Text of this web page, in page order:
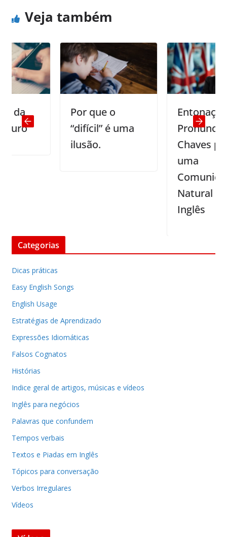
Veja também
Por que o
“difícil” é uma
ilusão.
Entonação e
Pronúncia:
Chaves para
Comunicação
Natural em
Categorias
Dicas práticas
Easy English Songs
English Usage
Estratégias de Aprendizado
Expressões Idiomáticas
Falsos Cognatos
Histórias
Indice geral de artigos, músicas e vídeos
Inglês para negócios
Palavras que confundem
Tempos verbais
Textos e Piadas em Inglês
Tópicos para conversação
Verbos Irregulares
Vídeos